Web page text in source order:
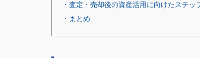
・査定・売却後の資産活用に向けたステッ
・まとめ